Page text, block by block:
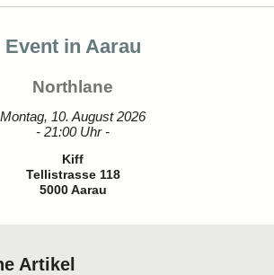
Event in Aarau
Northlane
Montag, 10. August 2026
- 21:00 Uhr -
Kiff
Tellistrasse 118
5000 Aarau
Artikel